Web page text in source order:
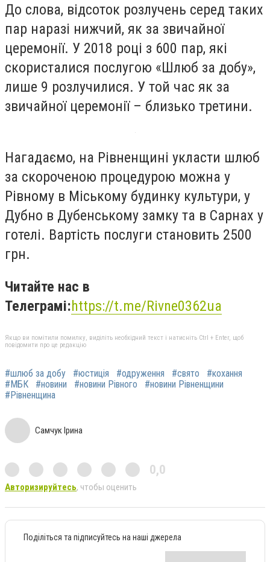
До слова, відсоток розлучень серед таких
пар наразі нижчий, як за звичайної
церемонії. У 2018 році з 600 пар, які
скористалися послугою «Шлюб за добу»,
лише 9 розлучилися. У той час як за
звичайної церемонії – близько третини.
Нагадаємо, на Рівненщині укласти шлюб
за скороченою процедурою можна у
Рівному в Міському будинку культури, у
Дубно в Дубенському замку та в Сарнах у
готелі. Вартість послуги становить 2500
грн.
Читайте нас в
Телеграмі:https://t.me/Rivne0362ua
Якщо ви помітили помилку, виділіть необхідний текст і натисніть Ctrl + Enter, щоб
повідомити про це редакцію
#шлюб за добу #юстиція #одруження #свято
#кохання
#МБК
#новини #новини Рівного
#новини Рівненщини
#Рівненщина
Самчук Ірина
0,0
Авторизируйтесь, чтобы оценить
Поділіться та підписуйтесь на наші джерела